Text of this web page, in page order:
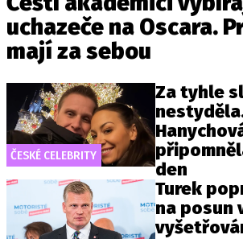
uchazeče na Oscara.
mají za sebou
ČESKÉ CELEBRITY
Za tyhle
den
Turek
na posun